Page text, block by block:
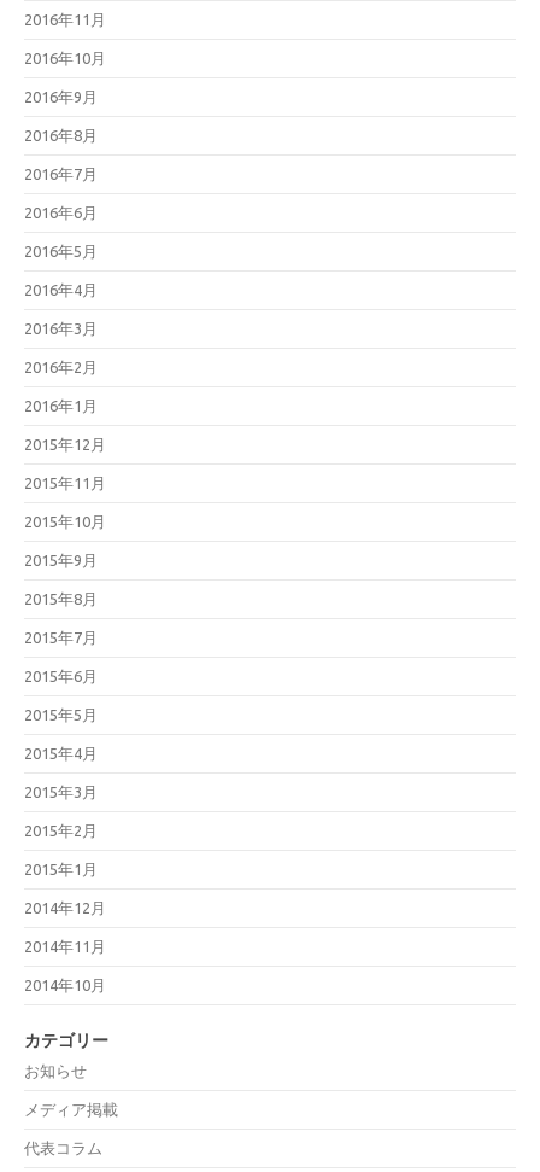
2016年11月
2016年10月
2016年9月
2016年8月
2016年7月
2016年6月
2016年5月
2016年4月
2016年3月
2016年2月
2016年1月
2015年12月
2015年11月
2015年10月
2015年9月
2015年8月
2015年7月
2015年6月
2015年5月
2015年4月
2015年3月
2015年2月
2015年1月
2014年12月
2014年11月
2014年10月
カテゴリー
お知らせ
メディア掲載
代表コラム